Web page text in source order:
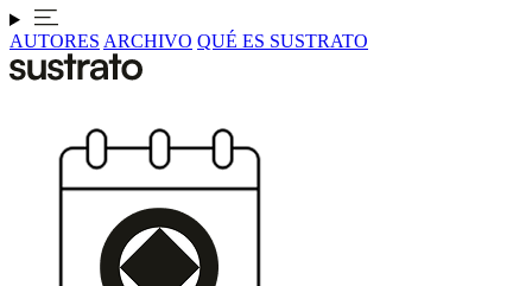
AUTORES ARCHIVO QUÉ ES SUSTRATO